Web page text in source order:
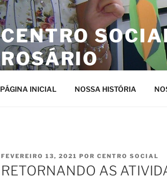
CENTRO
ROSÁRIO
PÁGINA INICIAL NOSSA HISTÓRIA
PUBLICADO
EM
FEVEREIRO 13, 2021 POR CENTRO SOCIAL
RETORNANDO AS